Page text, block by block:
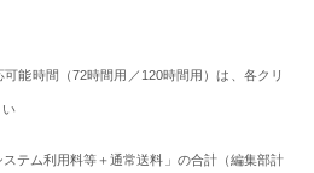
能時間（72時間用／120時間用）は、各クリ
い
テム利用料等＋通常送料」の合計（編集部計